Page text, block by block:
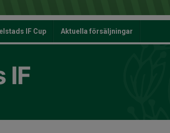
IF Cup Aktuella försäljningar
IF